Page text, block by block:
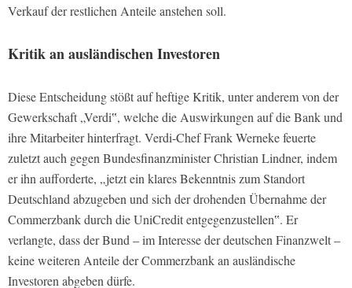
Verkauf der restlichen Anteile anstehen soll.
Kritik an ausländischen Investoren
Diese Entscheidung stößt auf heftige Kritik, unter anderem von der
Gewerkschaft „Verdi‟, welche die Auswirkungen auf die Bank und
ihre Mitarbeiter hinterfragt. Verdi-Chef Frank Werneke feuerte
zuletzt auch gegen Bundesfinanzminister Christian Lindner, indem
er ihn aufforderte, „jetzt ein klares Bekenntnis zum Standort
Deutschland abzugeben und sich der drohenden Übernahme der
Commerzbank durch die UniCredit entgegenzustellen‟. Er
verlangte, dass der Bund – im Interesse der deutschen Finanzwelt –
keine weiteren Anteile der Commerzbank an ausländische
Investoren abgeben dürfe.